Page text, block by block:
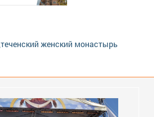
женский монастырь